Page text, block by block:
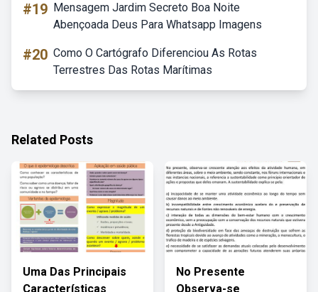
#19 Mensagem Jardim Secreto Boa Noite
Abençoada Deus Para Whatsapp Imagens
#20 Como O Cartógrafo Diferenciou As Rotas
Terrestres Das Rotas Marítimas
Related Posts
Uma Das Principais
Características
No Presente
Observa-se